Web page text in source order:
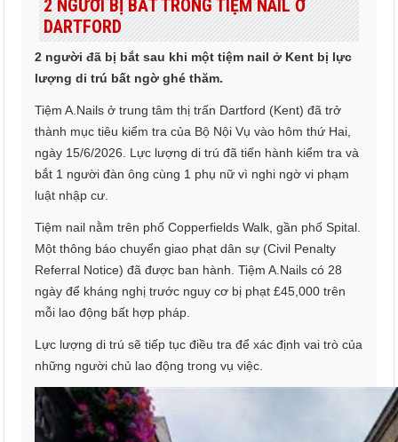
2 NGƯỜI BỊ BẮT TRONG TIỆM NAIL Ở
DARTFORD
2 người đã bị bắt sau khi một tiệm nail ở Kent bị lực
lượng di trú bất ngờ ghé thăm.
Tiệm A.Nails ở trung tâm thị trấn Dartford (Kent) đã trở
thành mục tiêu kiểm tra của Bộ Nội Vụ vào hôm thứ Hai,
ngày 15/6/2026. Lực lượng di trú đã tiến hành kiểm tra và
bắt 1 người đàn ông cùng 1 phụ nữ vì nghi ngờ vi phạm
luật nhập cư.
Tiệm nail nằm trên phố Copperfields Walk, gần phố Spital.
Một thông báo chuyển giao phạt dân sự (Civil Penalty
Referral Notice) đã được ban hành. Tiệm A.Nails có 28
ngày để kháng nghị trước nguy cơ bị phạt £45,000 trên
mỗi lao động bất hợp pháp.
Lực lượng di trú sẽ tiếp tục điều tra để xác định vai trò của
những người chủ lao động trong vụ việc.